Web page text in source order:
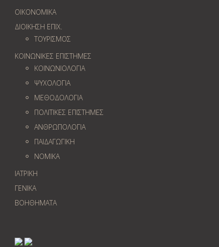
ΟΙΚΟΝΟΜΙΚΑ
ΔΙΟΙΚΗΣΗ ΕΠΙΧ.
ΤΟΥΡΙΣΜΟΣ
ΚΟΙΝΩΝΙΚΕΣ ΕΠΙΣΤΗΜΕΣ
ΚΟΙΝΩΝΙΟΛΟΓΙΑ
ΨΥΧΟΛΟΓΙΑ
ΜΕΘΟΔΟΛΟΓΙΑ
ΠΟΛΙΤΙΚΕΣ ΕΠΙΣΤΗΜΕΣ
ΑΝΘΡΩΠΟΛΟΓΙΑ
ΠΑΙΔΑΓΩΓΙΚΗ
ΝΟΜΙΚΑ
ΙΑΤΡΙΚΗ
ΓΕΝΙΚΑ
ΒΟΗΘΗΜΑΤΑ